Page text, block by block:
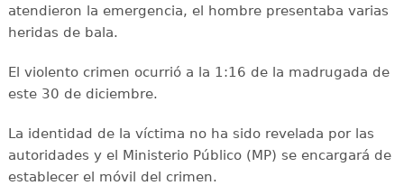
atendieron la emergencia, el hombre presentaba varias
heridas de bala.
El violento crimen ocurrió a la 1:16 de la madrugada de
este 30 de diciembre.
La identidad de la víctima no ha sido revelada por las
autoridades y el Ministerio Público (MP) se encargará de
establecer el móvil del crimen.